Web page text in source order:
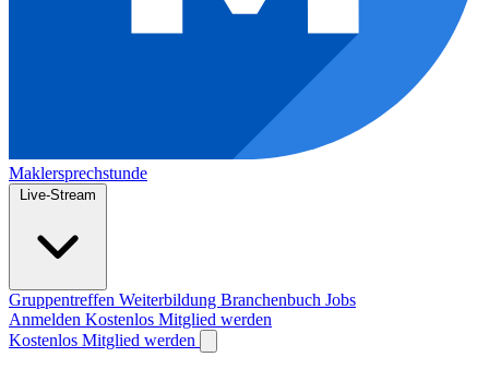
Maklersprechstunde
Live-Stream
Gruppentreffen Weiterbildung Branchenbuch Jobs
Anmelden Kostenlos Mitglied werden
Kostenlos Mitglied werden